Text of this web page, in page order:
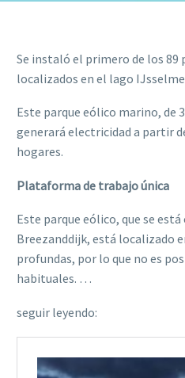
Se instaló el primero de los
localizados en el lago
Este parque eólico marino, de
generará electricidad a partir
hogares.
Plataforma de trabajo única
Este parque eólico, que se
Breezanddijk, está localizado
profundas, por lo que no es
habituales. …
seguir leyendo: